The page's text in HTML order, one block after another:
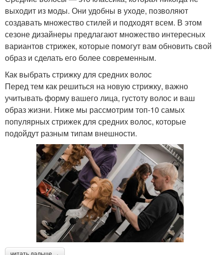
выходит из моды. Они удобны в уходе, позволяют
создавать множество стилей и подходят всем. В этом
сезоне дизайнеры предлагают множество интересных
вариантов стрижек, которые помогут вам обновить свой
образ и сделать его более современным.
Как выбрать стрижку для средних волос
Перед тем как решиться на новую стрижку, важно
учитывать форму вашего лица, густоту волос и ваш
образ жизни. Ниже мы рассмотрим топ-10 самых
популярных стрижек для средних волос, которые
подойдут разным типам внешности.